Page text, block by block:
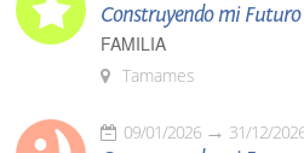
Construyendo mi Futuro
FAMILIA
Tamames
09/01/2026 31/12/